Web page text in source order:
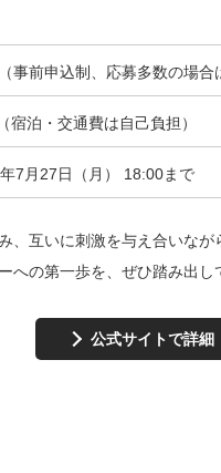
事前申込制、応募多数の場合
宿泊・交通費は自己負担）
7月27日（月） 18:00まで
、互いに刺激を与え合いな
への第一歩を、ぜひ踏み出し
公式サイトで詳細